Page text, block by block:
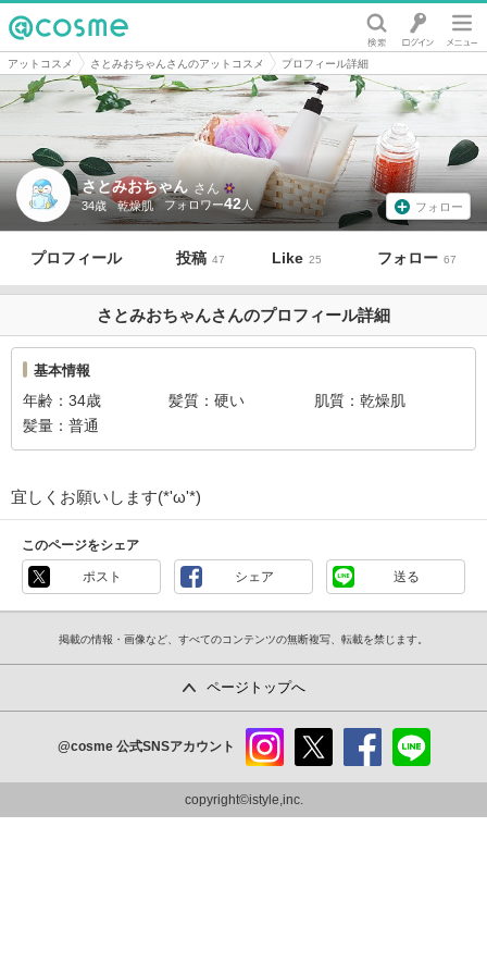
@cosme
アットコスメ さとみおちゃんさんのアットコスメ プロフィール詳細
さとみおちゃん さん
34歳 乾燥肌 42 フォロー
プロフィール 投稿 47 Like 25 フォロー 67
さとみおちゃんさんのプロフィール詳細
基本情報
年齢 34歳 髪質 硬い 肌質
乾燥肌
髪量
普通
宜しくお願いします(*'ω'*)
このページをシェア
ポスト シェア 送る
掲載の情報・画像など、すべてのコンテンツの無断複写、転載を禁じます。
ページトップへ
@cosme 公式SNSアカウント
ram
copyright©istyle,inc.